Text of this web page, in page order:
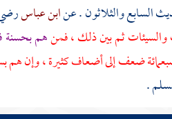
السابع والثلاثون . عنابن عباس
والسيئات ثم بين ذلك ، فمنهم بحسنة
ضعف إلى أضعاف كثيرة ، وإن هم
.